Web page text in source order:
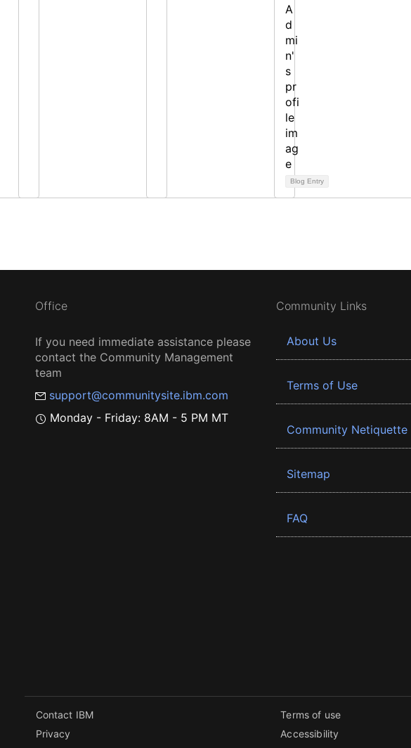
Blog Entry
Office
If you need immediate assistance please
contact the Community Management
team
support@communitysite.ibm.com
Monday - Friday: 8AM - 5 PM MT
Community Links
About Us
Terms of Use
Community Netiquette
Sitemap
FAQ
Contact IBM
Privacy
Terms of use
Accessibility